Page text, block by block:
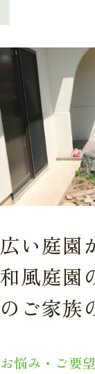
広い庭園
和風庭園
のご家族
お悩み・ご要望